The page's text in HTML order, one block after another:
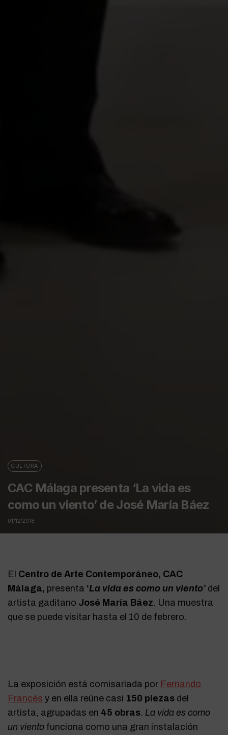
CULTURA
CAC Málaga presenta ‘La vida es
como un viento’ de José María Báez
01/12/2018
El Centro de Arte Contemporáneo, CAC
Málaga, presenta ‘La vida es como un viento’ del
artista gaditano José María Báez. Una muestra
que se puede visitar hasta el 10 de febrero.
La exposición está comisariada por Fernando
Francés y en ella reúne casi 150 piezas del
artista, agrupadas en 45 obras. La vida es como
un viento funciona como una gran instalación